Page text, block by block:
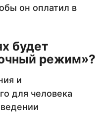
он оплатил в
будет
режим»?
и
для человека